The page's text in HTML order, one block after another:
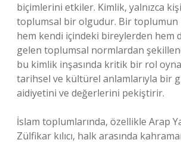
biçimlerini etkiler. Kimlik, yalnızca
toplumsal bir olgudur. Bir toplumun
hem kendi içindeki bireylerden hem
gelen toplumsal normlardan
bu kimlik inşasında kritik bir rol
tarihsel ve kültürel anlamlarıyla bir
aidiyetini ve değerlerini pekiştirir.
İslam toplumlarında, özellikle Arap
Zülfikar kılıcı, halk arasında